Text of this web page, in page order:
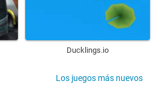
Ducklings.io
Los juegos más nuevos